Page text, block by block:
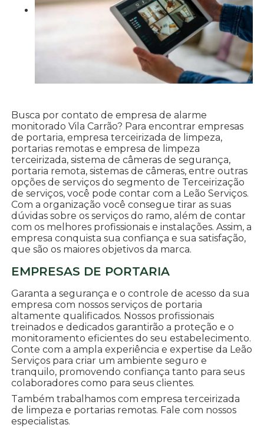
Busca por contato de empresa de alarme
monitorado Vila Carrão? Para encontrar empresas
de portaria, empresa terceirizada de limpeza,
portarias remotas e empresa de limpeza
terceirizada, sistema de câmeras de segurança,
portaria remota, sistemas de câmeras, entre outras
opções de serviços do segmento de Terceirização
de serviços, você pode contar com a Leão Serviços.
Com a organização você consegue tirar as suas
dúvidas sobre os serviços do ramo, além de contar
com os melhores profissionais e instalações. Assim, a
empresa conquista sua confiança e sua satisfação,
que são os maiores objetivos da marca.
EMPRESAS DE PORTARIA
Garanta a segurança e o controle de acesso da sua
empresa com nossos serviços de portaria
altamente qualificados. Nossos profissionais
treinados e dedicados garantirão a proteção e o
monitoramento eficientes do seu estabelecimento.
Conte com a ampla experiência e expertise da Leão
Serviços para criar um ambiente seguro e
tranquilo, promovendo confiança tanto para seus
colaboradores como para seus clientes.
Também trabalhamos com empresa terceirizada
de limpeza e portarias remotas. Fale com nossos
especialistas.